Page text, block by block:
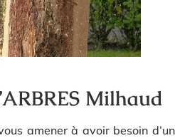
Milhaud
amener à avoir besoin d’un